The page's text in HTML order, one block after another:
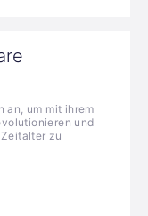
an, um mit ihrem
und
zu